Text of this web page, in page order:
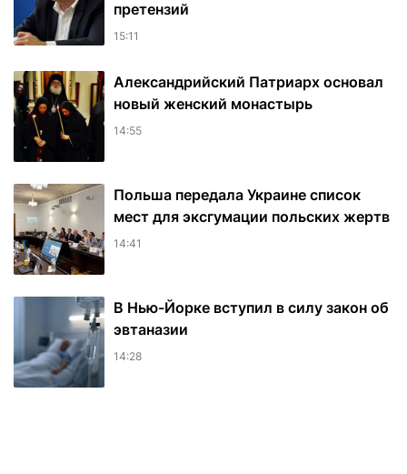
претензий
15:11
Александрийский Патриарх основал
новый женский монастырь
14:55
Польша передала Украине список
мест для эксгумации польских жертв
14:41
В Нью-Йорке вступил в силу закон об
эвтаназии
14:28